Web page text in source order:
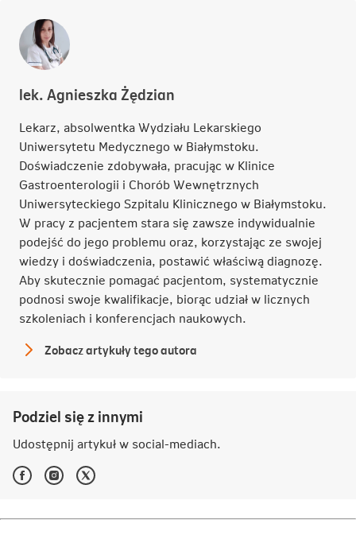
lek. Agnieszka Żędzian
Lekarz, absolwentka Wydziału Lekarskiego
Uniwersytetu Medycznego w Białymstoku.
Doświadczenie zdobywała, pracując w Klinice
Gastroenterologii i Chorób Wewnętrznych
Uniwersyteckiego Szpitalu Klinicznego w Białymstoku.
W pracy z pacjentem stara się zawsze indywidualnie
podejść do jego problemu oraz, korzystając ze swojej
wiedzy i doświadczenia, postawić właściwą diagnozę.
Aby skutecznie pomagać pacjentom, systematycznie
podnosi swoje kwalifikacje, biorąc udział w licznych
szkoleniach i konferencjach naukowych.
lek.
Zobacz artykuły tego autora
Podziel się z innymi
Udostępnij artykuł w social-mediach.
Facebook
-
się
Instagram
-
się
Twitter
-
się